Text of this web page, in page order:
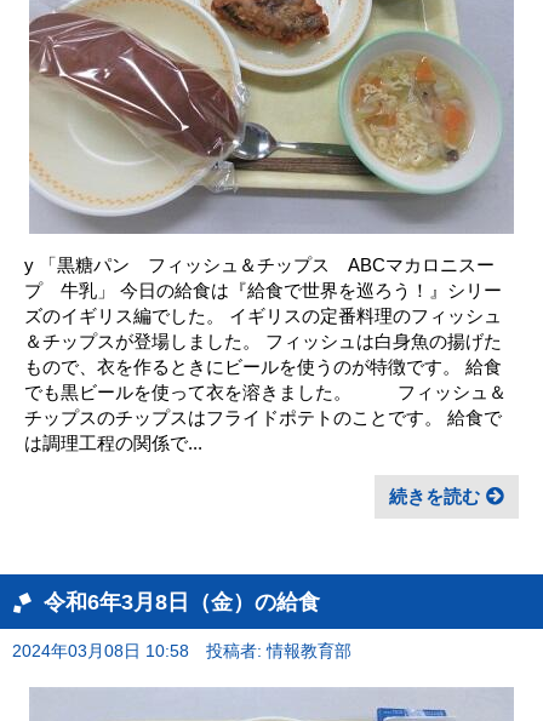
y 「黒糖パン フィッシュ＆チップス ABCマカロニスー
プ 牛乳」 今日の給食は『給食で世界を巡ろう！』シリー
ズのイギリス編でした。 イギリスの定番料理のフィッシュ
＆チップスが登場しました。 フィッシュは白身魚の揚げた
もので、衣を作るときにビールを使うのが特徴です。 給食
でも黒ビールを使って衣を溶きました。 フィッシュ＆
チップスのチップスはフライドポテトのことです。 給食で
は調理工程の関係で...
続きを読む
令和6年3月8日（金）の給食
2024年03月08日 10:58 投稿者: 情報教育部